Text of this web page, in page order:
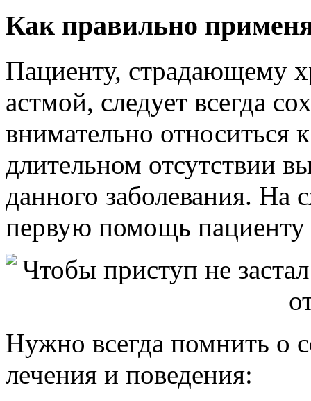
Как правильно
Пациенту, страдающему
астмой, следует всегда
внимательно относиться
длительном отсутствии
данного заболевания. На
первую помощь
Нужно всегда помнить о
лечения и поведения: